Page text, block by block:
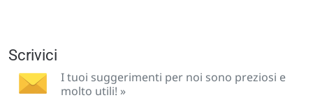
Scrivici
I tuoi suggerimenti per noi sono preziosi e
molto utili! »